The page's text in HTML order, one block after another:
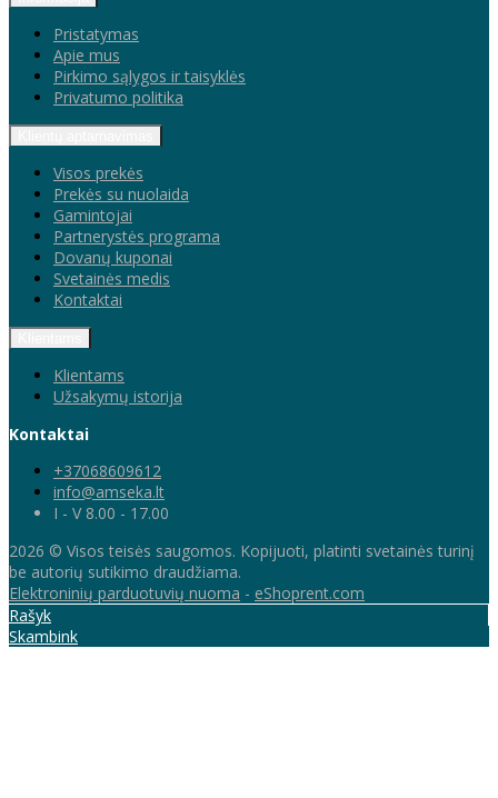
Pristatymas
Apie mus
Pirkimo sąlygos ir taisyklės
Privatumo politika
Visos prekės
Prekės su nuolaida
Gamintojai
Partnerystės programa
Dovanų kuponai
Svetainės medis
Kontaktai
Klientams
Užsakymų istorija
Kontaktai
+37068609612
info@amseka.lt
I - V 8.00 - 17.00
2026 © Visos teisės saugomos. Kopijuoti, platinti svetainės turinį
be autorių sutikimo draudžiama.
Elektroninių parduotuvių nuoma - eShoprent.com
Rašyk
Skambink